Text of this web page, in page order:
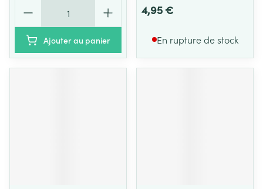
Ajouter au panier
4,95 €
En rupture de stock